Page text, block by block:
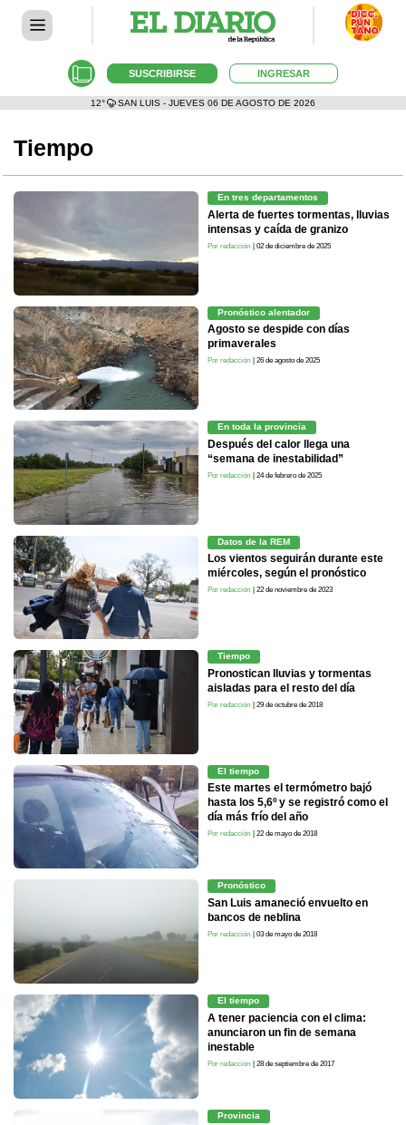
SUSCRIBIRSE INGRESAR
12° SAN LUIS - JUEVES 06 DE AGOSTO DE 2026
Tiempo
En tres departamentos
Alerta de fuertes tormentas, lluvias
intensas y caída de granizo
Por redacción | 02 de diciembre de 2025
Pronóstico alentador
Agosto se despide con días
primaverales
Por redacción | 26 de agosto de 2025
En toda la provincia
Después del calor llega una
“semana de inestabilidad”
Por redacción | 24 de febrero de 2025
Datos de la REM
Los vientos seguirán durante este
miércoles, según el pronóstico
Por redacción | 22 de noviembre de 2023
Tiempo
Pronostican lluvias y tormentas
aisladas para el resto del día
Por redacción | 29 de octubre de 2018
El tiempo
Este martes el termómetro bajó
hasta los 5,6º y se registró como el
día más frío del año
Por redacción | 22 de mayo de 2018
Pronóstico
San Luis amaneció envuelto en
bancos de neblina
Por redacción | 03 de mayo de 2018
El tiempo
A tener paciencia con el clima:
anunciaron un fin de semana
inestable
Por redacción | 28 de septiembre de 2017
Provincia